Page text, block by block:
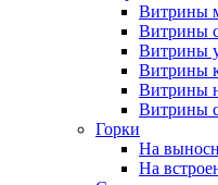
Витрины
Витрины
Витрины
Витрины
Витрины
Витрины
Горки
На
На